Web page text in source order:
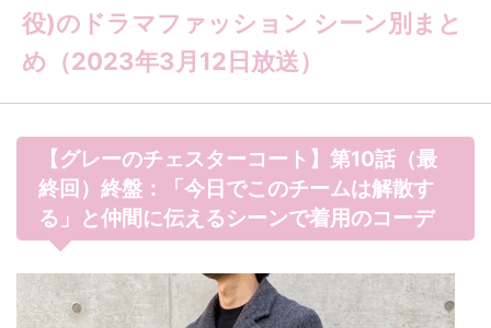
役)のドラマファッション シーン別まと
め（2023年3月12日放送）
【グレーのチェスターコート】第10話（最
終回）終盤：「今日でこのチームは解散す
る」と仲間に伝えるシーンで着用のコーデ